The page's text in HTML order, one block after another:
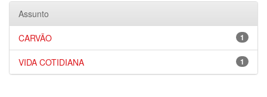
Assunto
1
CARVÃO
1
VIDA COTIDIANA